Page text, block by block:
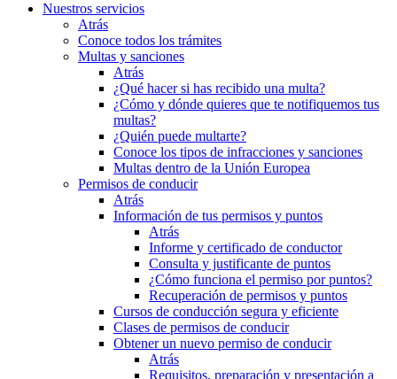
Nuestros servicios
Atrás
Conoce todos los trámites
Multas y sanciones
Atrás
¿Qué hacer si has recibido una multa?
¿Cómo y dónde quieres que te notifiquemos tus
multas?
¿Quién puede multarte?
Conoce los tipos de infracciones y sanciones
Multas dentro de la Unión Europea
Permisos de conducir
Atrás
Información de tus permisos y puntos
Atrás
Informe y certificado de conductor
Consulta y justificante de puntos
¿Cómo funciona el permiso por puntos?
Recuperación de permisos y puntos
Cursos de conducción segura y eficiente
Clases de permisos de conducir
Obtener un nuevo permiso de conducir
Atrás
Requisitos, preparación y presentación a